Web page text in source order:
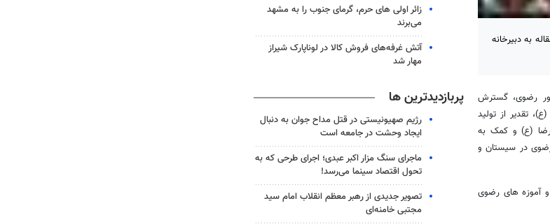
مهر: مدیرکل فرهنگ و ارشاد اسلامی سیستان و بلوچستان گفت: تاکنون 55 مقاله به دبیرخانه
رضوی، گسترش
تقدیر از تولید
رضا (ع) و کمک به
در سیستان و
آموزه های رضوی
زائر اولی های حرم، گرمای جنوب را به مشهد
می‌برند
آتش غرفه‌های فروش کالا در لوناپارک شیراز
مهار شد
پربازدیدترین ها
رژیم صهیونیستی در قتل مداح جوان به دنبال
ایجاد وحشت در جامعه است
ماجرای سنگ مزار اکبر عبدی؛ اجرای طرحی که به
تحول اقتصاد سینما می‌رسد!
تصویر جدیدی از رهبر معظم انقلاب امام سید
مجتبی خامنه‌ای